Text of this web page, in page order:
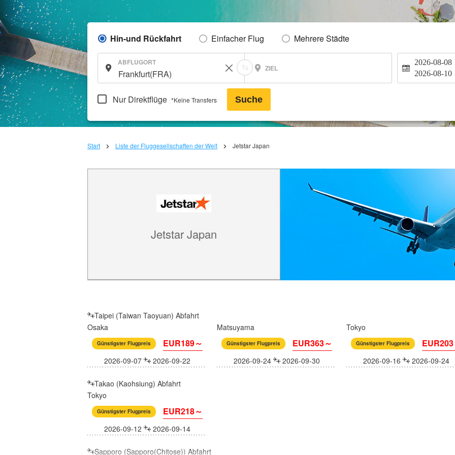
Hin-und Rückfahrt Einfacher Flug Mehrere Städte
ABFLUGORT
ZIEL
2026-08-08
2026-08-10
Nur Direktflüge *Keine Transfers Suche
Start Liste der Fluggesellschaften der Welt Jetstar Japan
Jetstar Japan
Taipei (Taiwan Taoyuan) Abfahrt
Osaka
Günstigster Flugpreis EUR189～
2026-09-07 2026-09-22
Matsuyama
Günstigster Flugpreis EUR363～
2026-09-24 2026-09-30
Tokyo
Günstigster Flugpreis
2026-09-16 2026-09-24
Takao (Kaohsiung) Abfahrt
Tokyo
Günstigster Flugpreis EUR218～
2026-09-12 2026-09-14
Sapporo (Sapporo(Chitose)) Abfahrt